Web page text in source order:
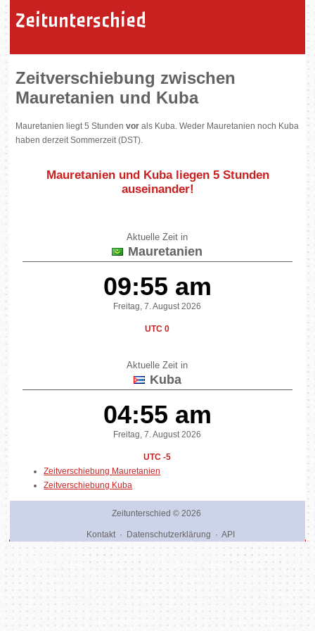
Zeitunterschied
Zeitverschiebung zwischen
Mauretanien und Kuba
Mauretanien liegt 5 Stundenvor als Kuba. Weder Mauretanien noch Kuba
haben derzeit Sommerzeit (DST).
Mauretanien und Kuba liegen 5 Stunden
auseinander!
Aktuelle Zeit in
Mauretanien
09:55 am
Freitag, 7. August 2026
UTC 0
Aktuelle Zeit in
Kuba
04:55 am
Freitag, 7. August 2026
UTC -5
Zeitverschiebung Mauretanien
Zeitverschiebung Kuba
Zeitunterschied © 2026
Kontakt· Datenschutzerklärung · API